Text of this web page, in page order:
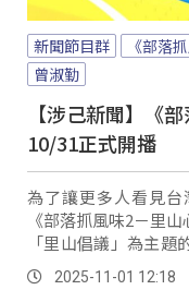
新聞節目群 《部落
曾淑勤
【涉己新聞】《
10/31正式開播
為了讓更多人看見
《部落抓風味2－里
「里山倡議」為主題
美惠教授團隊指導，
觀眾走入山林社區、
2025-11-01 12:18